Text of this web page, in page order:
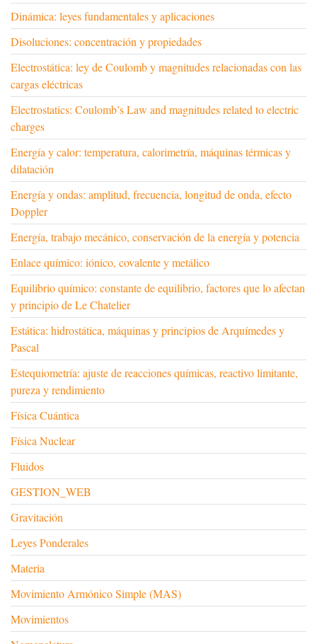
Dinámica: leyes fundamentales y aplicaciones
Disoluciones: concentración y propiedades
Electrostática: ley de Coulomb y magnitudes relacionadas con las
cargas eléctricas
Electrostatics: Coulomb’s Law and magnitudes related to electric
charges
Energía y calor: temperatura, calorimetría, máquinas térmicas y
dilatación
Energía y ondas: amplitud, frecuencia, longitud de onda, efecto
Doppler
Energía, trabajo mecánico, conservación de la energía y potencia
Enlace químico: iónico, covalente y metálico
Equilibrio químico: constante de equilibrio, factores que lo afectan
y principio de Le Chatelier
Estática: hidrostática, máquinas y principios de Arquímedes y
Pascal
Estequiometría: ajuste de reacciones químicas, reactivo limitante,
pureza y rendimiento
Física Cuántica
Física Nuclear
Fluidos
GESTION_WEB
Gravitación
Leyes Ponderales
Materia
Movimiento Armónico Simple (MAS)
Movimientos